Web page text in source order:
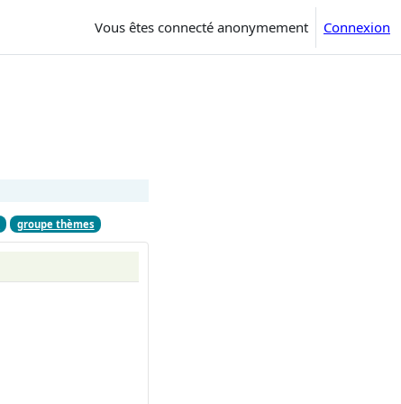
Vous êtes connecté anonymement Connexion
groupe thèmes